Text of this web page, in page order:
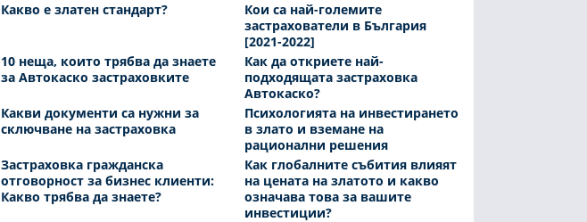
Какво е златен стандарт?
Кои са най-големите
застрахователи в България
[2021-2022]
10 неща, които трябва да знаете
за Автокаско застраховките
Как да откриете най-
подходящата застраховка
Автокаско?
Какви документи са нужни за
сключване на застраховка
Психологията на инвестирането
в злато и вземане на
рационални решения
Застраховка гражданска
отговорност за бизнес клиенти:
Какво трябва да знаете?
Как глобалните събития влияят
на цената на златото и какво
означава това за вашите
инвестиции?